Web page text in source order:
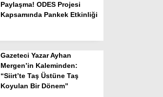
Paylaşma! ODES Projesi
Kapsamında Pankek Etkinliği
Gazeteci Yazar Ayhan
Mergen’in Kaleminden:
“Siirt’te Taş Üstüne Taş
Koyulan Bir Dönem”